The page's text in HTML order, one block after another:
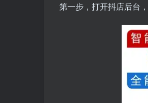
第一步，打开抖店后台，